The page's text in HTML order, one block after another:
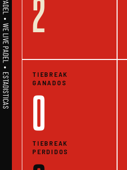
A1PADEL • WE LIVE PADEL • ESTADISTICAS 2
TIEBREAK
GANADOS
0
TIEBREAK
PERDIDOS